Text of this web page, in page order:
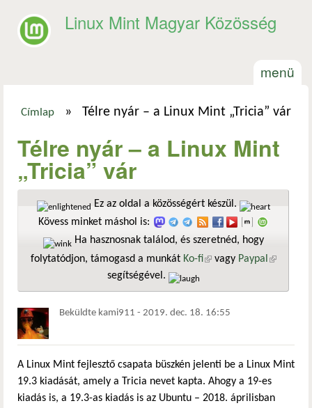
Linux Mint Magyar Közösség
menü
Címlap » Télre nyár – a Linux Mint „Tricia” vár
Télre nyár – a Linux Mint
„Tricia” vár
Ez az oldal a közösségért készül.
Kövess minket máshol is:
Ha hasznosnak találod, és szeretnéd, hogy
folytatódjon, támogasd a munkát Ko-fi(külső hivatkozás)
vagy Paypal
segítségével.
Beküldte kami911 - 2019. dec. 18. 16:55
A Linux Mint fejlesztő csapata büszkén jelenti be a Linux Mint
19.3 kiadását, amely a Tricia nevet kapta. Ahogy a 19-es
kiadás is, a 19.3-as kiadás is az Ubuntu – 2018. áprilisban